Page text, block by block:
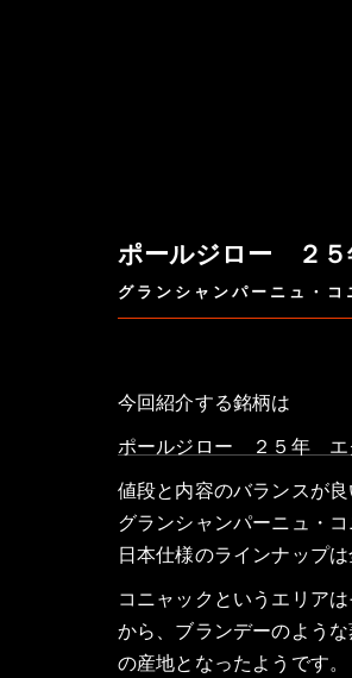
ポールジロー ２
グランシャンパーニュ・コ
今回紹介する銘柄は
ポールジロー ２５年 エ
値段と内容のバランスが
グランシャンパーニュ・
日本仕様のラインナップ
コニャックというエリア
から、ブランデーのよう
の産地となったようです。